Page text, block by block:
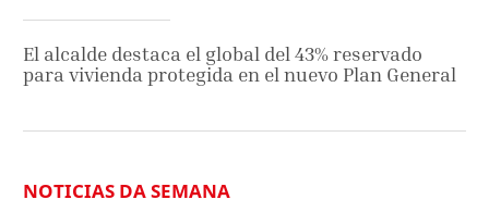
El alcalde destaca el global del 43% reservado
para vivienda protegida en el nuevo Plan General
NOTICIAS DA SEMANA